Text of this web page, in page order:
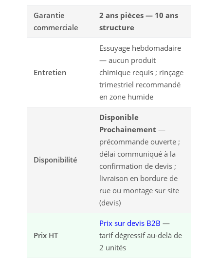
Garantie
commerciale
2 ans pièces — 10 ans
structure
Entretien
Essuyage hebdomadaire
— aucun produit
chimique requis ; rinçage
trimestriel recommandé
en zone humide
Disponibilité
Disponible
Prochainement —
précommande ouverte ;
délai communiqué à la
confirmation de devis ;
livraison en bordure de
rue ou montage sur site
(devis)
Prix HT
Prix sur devis B2B —
tarif dégressif au-delà de
2 unités